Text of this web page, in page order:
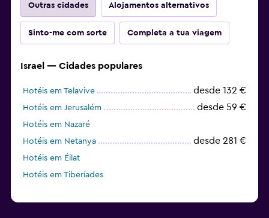
Outras cidades Alojamentos alternativos
Sinto-me com sorte Completa a tua viagem
Israel — Cidades populares
Hotéis em Telavive desde 132 €
Hotéis em Jerusalém desde 59 €
Hotéis em Nazaré
Hotéis em Netanya
desde 281 €
Hotéis em Éilat
Hotéis em Tiberíades